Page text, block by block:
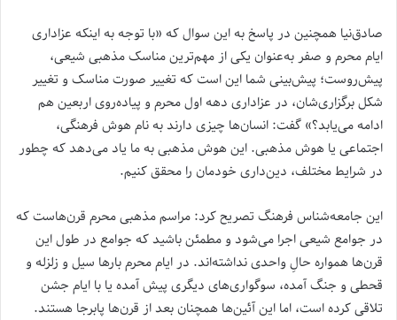
صادق‌نیا همچنین در پاسخ به این سوال که «با توجه به اینکه عزاداری
ایام محرم و صفر به‌عنوان یکی از مهم‌ترین مناسک مذهبی شیعی،
پیش‌روست؛ پیش‌بینی شما این است که تغییر صورت مناسک و تغییر
شکل برگزاری‌شان، در عزاداری دهه اول محرم و پیاده‌روی اربعین هم
ادامه می‌یابد؟» گفت: انسان‌ها چیزی دارند به نام هوش فرهنگی،
اجتماعی یا هوش مذهبی. این هوش مذهبی به ما یاد می‌دهد که چطور
در شرایط مختلف، دین‌داری خودمان را محقق کنیم.
این جامعه‌شناس فرهنگ تصریح کرد: مراسم مذهبی محرم قرن‌هاست که
در جوامع شیعی اجرا می‌شود و مطمئن باشید که جوامع در طول این
قرن‌ها همواره حالِ واحدی نداشته‌اند. در ایام محرم بارها سیل و زلزله و
قحطی و جنگ آمده، سوگواری‌های دیگری پیش آمده یا با ایام جشن
تلاقی کرده است، اما این آئین‌ها همچنان بعد از قرن‌ها پابرجا هستند.